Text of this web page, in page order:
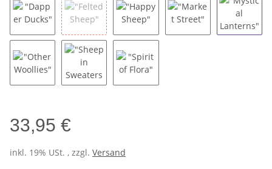
"Dapper Ducks""Felted Sheep""Happy Sheep"
33,95 €
inkl. 19% USt. , zzgl. Versand